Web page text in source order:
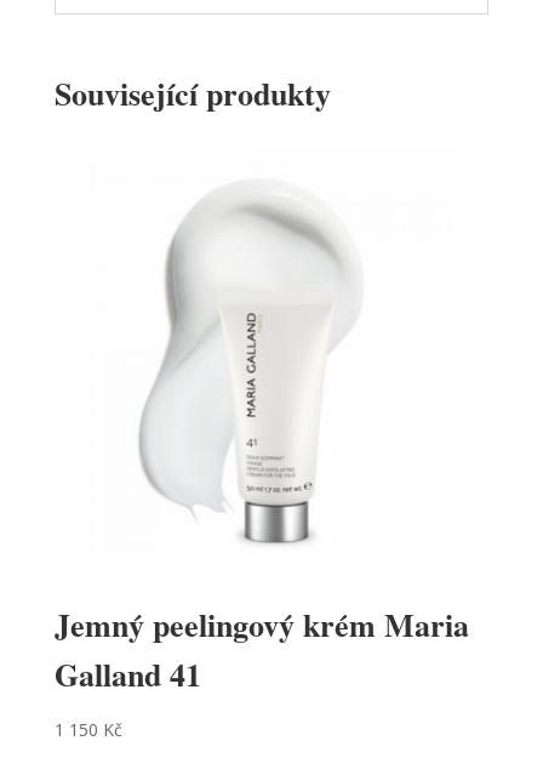
Související produkty
Jemný peelingový krém Maria
Galland 41
1 150 Kč